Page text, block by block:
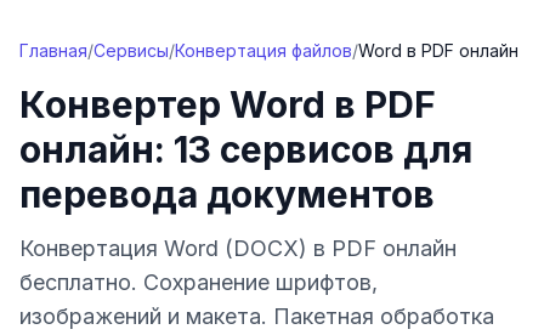
Главная/Сервисы/Конвертация файлов/Word в PDF онлайн
Конвертер Word в PDF
онлайн: 13 сервисов для
перевода документов
Конвертация Word (DOCX) в PDF онлайн
бесплатно. Сохранение шрифтов,
изображений и макета. Пакетная обработка